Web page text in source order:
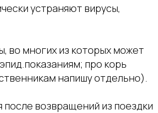
устраняют вирусы,
во многих из которых может
про корь
напишу отдельно).
после возвращений из поездки